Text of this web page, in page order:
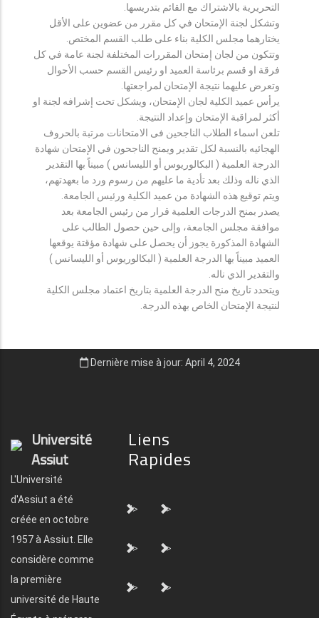
التحريرية بالاشتراك مع القائم بتدريسها.
وتشكل لجنة الإمتحان في كل مقرر من عضوين على الأقل
يختارهما مجلس الكلية بناء على طلب القسم المختص.
وتتكون من لجان إمتحان المقررات المختلفة لجنة عامة في كل
فرقة او قسم برئاسة العميد او رئيس القسم حسب الأحوال
وتعرض عليهما نتيجة الإمتحان لمراجعتها.
يرأس عميد الكلية لجان الإمتحان، ويشكل تحت إشرافه لجنة او
أكثر لمراقبة الإمتحان وإعداد النتيجة.
تلعن اسماء الطلاب الناجحين فى الامتحانات مرتبة بالحروف
الهجائيه بالنسبة لكل تقدير ويمنح الناجحون في الإمتحان شهادة
الدرجة العلمية ( البكالوريوس أو الليسانس ) مبيناً بها التقدير
الذي ناله وذلك بعد تأدية ما عليهم من رسوم ورد ما بعهدتهم،
ويتم توقيع هذه الشهادة من عميد الكلية ورئيس الجامعة.
يصدر بمنح الدرجات العلمية قرار من رئيس الجامعة بعد
موافقة مجلس الجامعة، وإلى حين حصول الطالب على
الشهادة المذكورة يجوز أن يحصل على شهادة مؤقتة يوقعها
العميد مبيناً بها الدرجة العلمية ( البكالوريوس أو الليسانس )
والتقدير الذي ناله.
ويتحدد تاريخ منح الدرجة العلمية بتاريخ اعتماد مجلس الكلية
لنتيجة الإمتحان الخاص بهذه الدرجة.
Dernière mise à jour: April 4, 2024
Université
Assiut
L'Université
d'Assiut a été
créée en octobre
1957 à Assiut. Elle
considère comme
la première
université de Haute
Liens
Rapides
"> ">
"> ">
"> ">